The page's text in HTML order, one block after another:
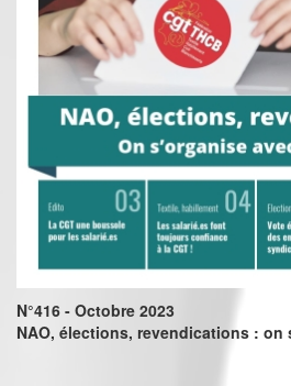
N°416 - Octobre 2023
NAO, élections, revendications : on